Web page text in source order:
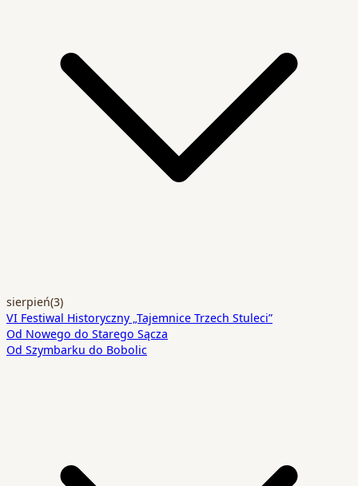
sierpień(3)
VI Festiwal Historyczny „Tajemnice Trzech Stuleci”
Od Nowego do Starego Sącza
Od Szymbarku do Bobolic